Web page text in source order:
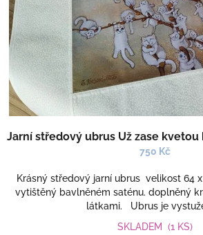
Jarní středový ubrus Už zase kvetou
750 Kč
Krásný středový jarní ubrus velikost 64
vytištěný bavlněném saténu. doplněný
látkami. Ubrus je
SKLADEM (1 KS)